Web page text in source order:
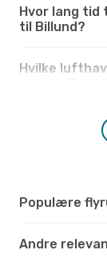
Hvor lang
til Billund?
Hvilke
Populære
Andre